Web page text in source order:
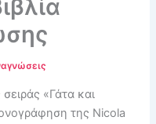
«Γάτα και
της Nicola